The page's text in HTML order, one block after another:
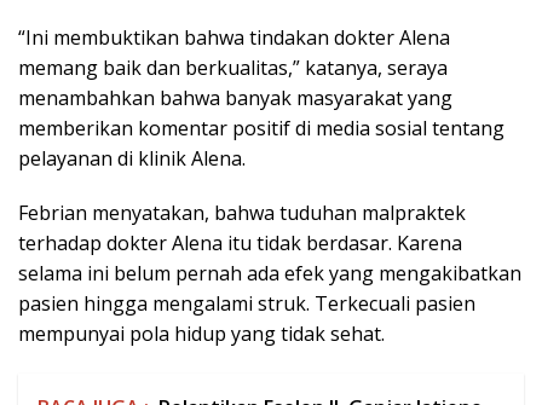
“Ini membuktikan bahwa tindakan dokter Alena
memang baik dan berkualitas,” katanya, seraya
menambahkan bahwa banyak masyarakat yang
memberikan komentar positif di media sosial tentang
pelayanan di klinik Alena.
Febrian menyatakan, bahwa tuduhan malpraktek
terhadap dokter Alena itu tidak berdasar. Karena
selama ini belum pernah ada efek yang mengakibatkan
pasien hingga mengalami struk. Terkecuali pasien
mempunyai pola hidup yang tidak sehat.